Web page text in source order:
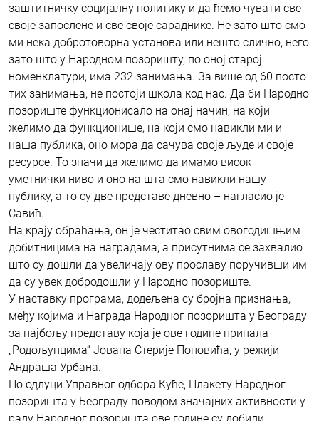
заштитничку социјалну политику и да ћемо чувати све
своје запослене и све своје сараднике. Не зато што смо
ми нека добротоворна установа или нешто слично, него
зато што у Народном позоришту, по оној старој
номенклатури, има 232 занимања. За више од 60 посто
тих занимања, не постоји школа код нас. Да би Народно
позориште функционисало на онај начин, на који
желимо да функционише, на који смо навикли ми и
наша публика, оно мора да сачува своје људе и своје
ресурсе. То значи да желимо да имамо висок
уметнички ниво и оно на шта смо навикли нашу
публику, а то су две представе дневно – нагласио је
Савић.
На крају обраћања, он је честитао свим овогодишњим
добитницима на наградама, а присутнима се захвалио
што су дошли да увеличају ову прославу поручивши им
да су увек добродошли у Народно позориште.
У наставку програма, додељена су бројна признања,
међу којима и Награда Народног позоришта у Београду
за најбољу представу која је ове године припала
„Родољупцима“ Јована Стерије Поповића, у режији
Андраша Урбана.
По одлуци Управног одбора Куће, Плакету Народног
позоришта у Београду поводом значајних активности у
раду Народног позоришта ове године су добили